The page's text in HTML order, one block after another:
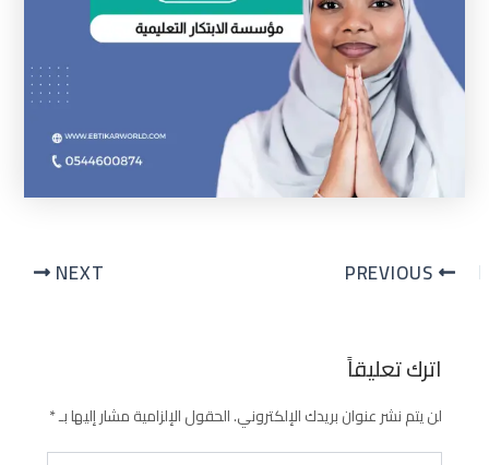
NEXT
اترك تعليقاً
لن يتم نشر عنوان بريدك الإلكتروني.الحقول الإلزامية مشار إليها بـ*